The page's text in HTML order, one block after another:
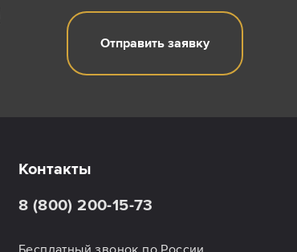
Отправить заявку
Контакты
8 (800) 200-15-73